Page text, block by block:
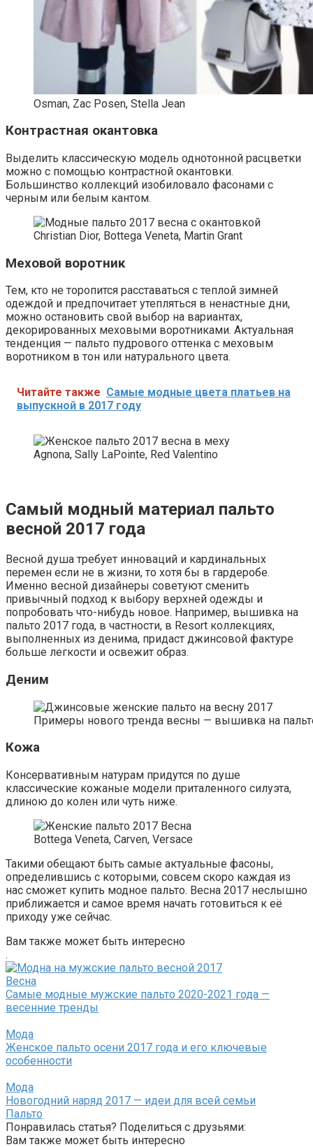
Osman, Zac Posen, Stella Jean
Контрастная окантовка
Выделить классическую модель однотонной расцветки
можно с помощью контрастной окантовки.
Большинство коллекций изобиловало фасонами с
черным или белым кантом.
Christian Dior, Bottega Veneta, Martin Grant
Меховой воротник
Тем, кто не торопится расставаться с теплой зимней
одеждой и предпочитает утепляться в ненастные дни,
можно остановить свой выбор на вариантах,
декорированных меховыми воротниками. Актуальная
тенденция — пальто пудрового оттенка с меховым
воротником в тон или натурального цвета.
Читайте также Самые модные цвета платьев на
выпускной в 2017 году
Agnona, Sally LaPointe, Red Valentino
Самый модный материал пальто
весной 2017 года
Весной душа требует инноваций и кардинальных
перемен если не в жизни, то хотя бы в гардеробе.
Именно весной дизайнеры советуют сменить
привычный подход к выбору верхней одежды и
попробовать что-нибудь новое. Например, вышивка на
пальто 2017 года, в частности, в Resort коллекциях,
выполненных из денима, придаст джинсовой фактуре
больше легкости и освежит образ.
Деним
Примеры нового тренда весны — вышивка на
Кожа
Консервативным натурам придутся по душе
классические кожаные модели приталенного силуэта,
длиною до колен или чуть ниже.
Bottega Veneta, Carven, Versace
Такими обещают быть самые актуальные фасоны,
определившись с которыми, совсем скоро каждая из
нас сможет купить модное пальто. Весна 2017 неслышно
приближается и самое время начать готовиться к её
приходу уже сейчас.
Вам также может быть интересно
.
Весна
Самые модные мужские пальто 2020-2021 года —
весенние тренды
Мода
Женское пальто осени 2017 года и его ключевые
особенности
Мода
Новогодний наряд 2017 — идеи для всей семьи
Пальто
Понравилась статья? Поделиться с друзьями:
Вам также может быть интересно